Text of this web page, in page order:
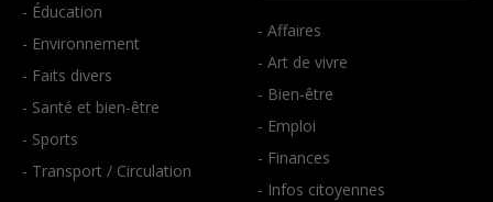
- Éducation
- Environnement
- Faits divers
- Santé et bien-être
- Sports
- Transport / Circulation
- Affaires
- Art de vivre
- Bien-être
- Emploi
- Finances
- Infos citoyennes